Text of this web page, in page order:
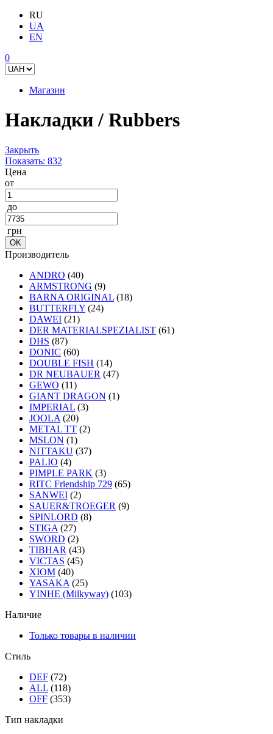
RU
UA
EN
0
Магазин
Накладки / Rubbers
Закрыть
Показать: 832
Цена
от
до
грн
Производитель
ANDRO (40)
ARMSTRONG (9)
BARNA ORIGINAL (18)
BUTTERFLY (24)
DAWEI (21)
DER MATERIALSPEZIALIST (61)
DHS (87)
DONIC (60)
DOUBLE FISH (14)
DR NEUBAUER (47)
GEWO (11)
GIANT DRAGON (1)
IMPERIAL (3)
JOOLA (20)
METAL TT (2)
MSLON (1)
NITTAKU (37)
PALIO (4)
PIMPLE PARK (3)
RITC Friendship 729 (65)
SANWEI (2)
SAUER&TROEGER (9)
SPINLORD (8)
STIGA (27)
SWORD (2)
TIBHAR (43)
VICTAS (45)
XIOM (40)
YASAKA (25)
YINHE (Milkyway) (103)
Наличие
Только товары в наличии
Стиль
DEF (72)
ALL (118)
OFF (353)
Тип накладки